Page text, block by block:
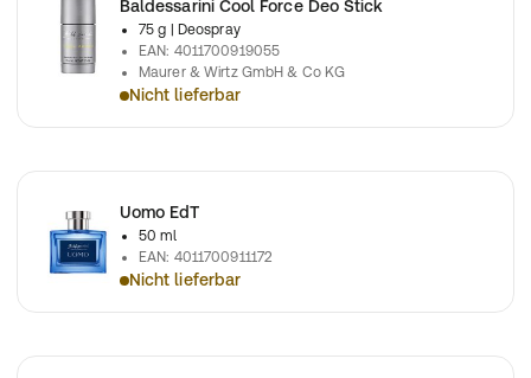
Baldessarini Cool Force Deo Stick
75 g
| Deospray
EAN: 4011700919055
Maurer & Wirtz GmbH & Co KG
Nicht lieferbar
Uomo EdT
50 ml
EAN: 4011700911172
Nicht lieferbar